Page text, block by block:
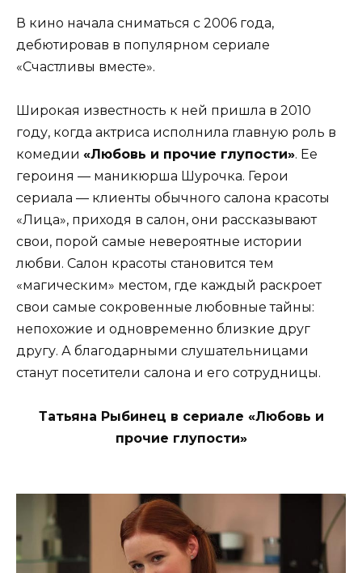
В кино начала сниматься с 2006 года,
дебютировав в популярном сериале
«Счастливы вместе».
Широкая известность к ней пришла в 2010
году, когда актриса исполнила главную роль в
комедии «Любовь и прочие глупости». Ее
героиня — маникюрша Шурочка. Герои
сериала — клиенты обычного салона красоты
«Лица», приходя в салон, они рассказывают
свои, порой самые невероятные истории
любви. Салон красоты становится тем
«магическим» местом, где каждый раскроет
свои самые сокровенные любовные тайны:
непохожие и одновременно близкие друг
другу. А благодарными слушательницами
станут посетители салона и его сотрудницы.
Татьяна Рыбинец в сериале «Любовь и
прочие глупости»